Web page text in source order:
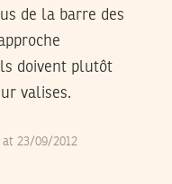
de la barre des
doivent plutôt
valises.
23/09/2012